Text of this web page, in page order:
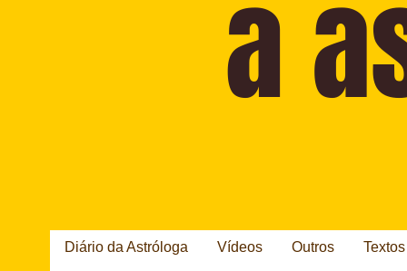
Diário da Astróloga Vídeos Outros